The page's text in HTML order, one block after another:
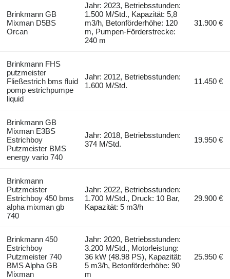
Brinkmann GB
Mixman D5BS
Orcan
Jahr: 2023, Betriebsstunden:
1.500 M/Std., Kapazität: 5,8
m3/h, Betonförderhöhe: 120
m, Pumpen-Förderstrecke:
240 m
31.900 €
Brinkmann FHS
putzmeister
Fließestrich bms fluid
pomp estrichpumpe
liquid
Jahr: 2012, Betriebsstunden:
1.600 M/Std.
11.450 €
Brinkmann GB
Mixman E3BS
Estrichboy
Putzmeister BMS
energy vario 740
Jahr: 2018, Betriebsstunden:
374 M/Std.
19.950 €
Brinkmann
Putzmeister
Estrichboy 450 bms
alpha mixman gb
740
Jahr: 2022, Betriebsstunden:
1.700 M/Std., Druck: 10 Bar,
Kapazität: 5 m3/h
29.900 €
Brinkmann 450
Estrichboy
Putzmeister 740
BMS Alpha GB
Mixman
Jahr: 2020, Betriebsstunden:
3.200 M/Std., Motorleistung:
36 kW (48.98 PS), Kapazität:
5 m3/h, Betonförderhöhe: 90
m
25.950 €